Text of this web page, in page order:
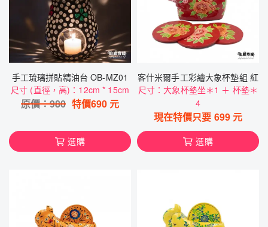
手工琉璃拼貼精油台 OB-MZ01
尺寸 (直徑，高)：12cm * 15cm
原價：980 特價690 元
選購
客什米爾手工彩繪大象杯墊組 紅
尺寸：大象杯墊坐＊1 ＋ 杯墊＊
4
現在特價只要 699 元
選購